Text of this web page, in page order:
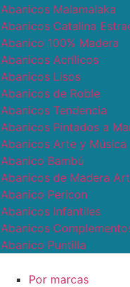
Abanicos Malamalaka
Abanicos Catalina
Abanico 100% Madera
Abanicos Acrílicos
Abanicos Lisos
Abanicos de Roble
Abanicos Tendencia
Abanicos Pintados a
Abanicos Arte y Música
Abanico Bambú
Abanicos de Madera
Abanico Pericon
Abanicos Infantiles
Abanicos
Abanico Puntilla
Por marcas